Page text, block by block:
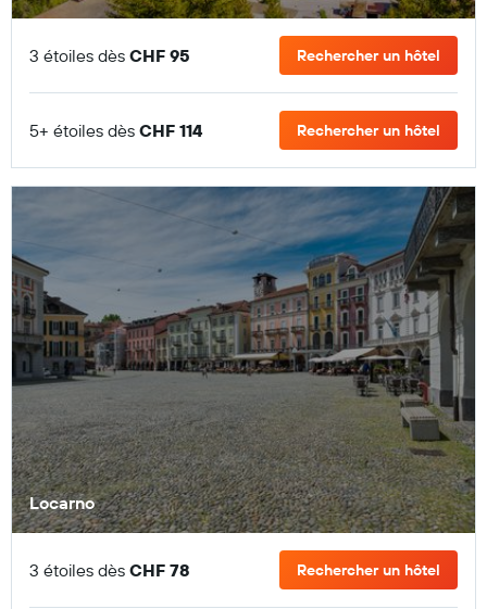
3 étoiles dès CHF 95 Rechercher un hôtel
5+ étoiles dès CHF 114 Rechercher un hôtel
Locarno
3 étoiles dès CHF 78 Rechercher un hôtel